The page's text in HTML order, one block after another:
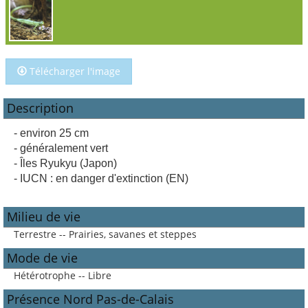
Télécharger l'image
Description
- environ 25 cm
- généralement vert
- Îles Ryukyu (Japon)
- IUCN : en danger d'extinction (EN)
Milieu de vie
Terrestre -- Prairies, savanes et steppes
Mode de vie
Hétérotrophe -- Libre
Présence Nord Pas-de-Calais